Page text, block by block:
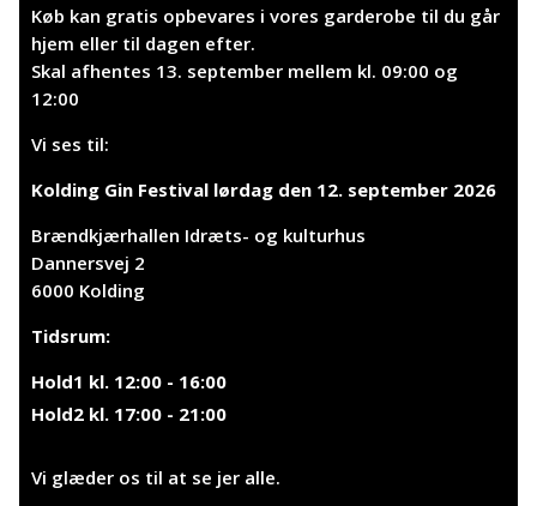
Køb kan gratis opbevares i vores garderobe til du går
hjem eller til dagen efter.
Skal afhentes 13. september mellem kl. 09:00 og
12:00
Vi ses til:
Kolding Gin Festival lørdag den 12. september 2026
Brændkjærhallen Idræts- og kulturhus
Dannersvej 2
6000 Kolding
Tidsrum:
Hold1 kl. 12:00 - 16:00
Hold2 kl. 17:00 - 21:00
Vi glæder os til at se jer alle.